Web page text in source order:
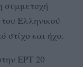
συμμετοχή
Ελληνικού
στίχο και ήχο.
ΕΡΤ 20